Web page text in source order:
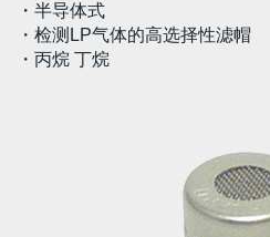
・半导体式
・检测LP气体的高选择性滤帽
・丙烷 丁烷